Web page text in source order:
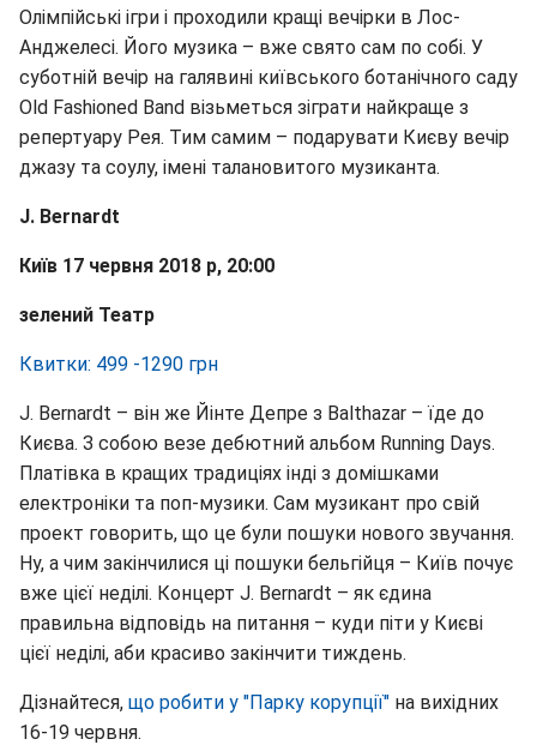
Олімпійські ігри і проходили кращі вечірки в Лос-
Анджелесі. Його музика – вже свято сам по собі. У
суботній вечір на галявині київського ботанічного саду
Old Fashioned Band візьметься зіграти найкраще з
репертуару Рея. Тим самим – подарувати Києву вечір
джазу та соулу, імені талановитого музиканта.
J. Bernardt
Київ 17 червня 2018 р, 20:00
зелений Театр
Квитки: 499 -1290 грн
J. Bernardt – він же Йінте Депре з Balthazar – їде до
Києва. З собою везе дебютний альбом Running Days.
Платівка в кращих традиціях інді з домішками
електроніки та поп-музики. Сам музикант про свій
проект говорить, що це були пошуки нового звучання.
Ну, а чим закінчилися ці пошуки бельгійця – Київ почує
вже цієї неділі. Концерт J. Bernardt – як єдина
правильна відповідь на питання – куди піти у Києві
цієї неділі, аби красиво закінчити тиждень.
Дізнайтеся, що робити у "Парку корупції" на вихідних
16-19 червня.